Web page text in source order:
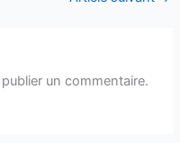
un commentaire.